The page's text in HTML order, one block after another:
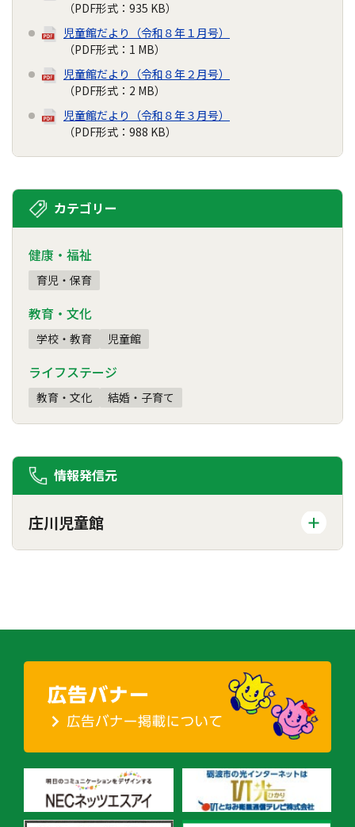
（PDF形式：935 KB）
児童館だより（令和８年１月号）
（PDF形式：1 MB）
児童館だより（令和８年２月号）
（PDF形式：2 MB）
児童館だより（令和８年３月号）
（PDF形式：988 KB）
カテゴリー
健康・福祉
育児・保育
教育・文化
学校・教育 児童館
ライフステージ
教育・文化 結婚・子育て
情報発信元
庄川児童館